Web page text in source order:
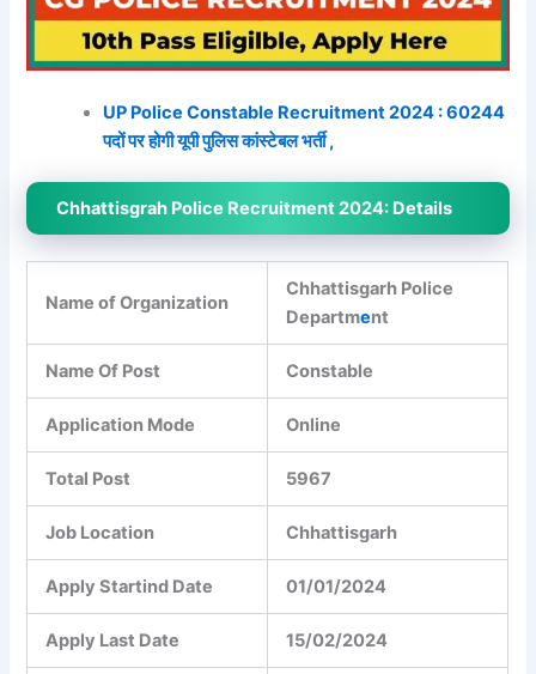
UP Police Constable Recruitment 2024 : 60244
पदों पर होगी यूपी पुलिस कांस्टेबल भर्ती ,
Chhattisgrah Police Recruitment 2024: Details
Name of Organization
Chhattisgarh Police
Department
Name Of Post Constable
Application Mode Online
Total Post 5967
Job Location Chhattisgarh
Apply Startind Date 01/01/2024
Apply Last Date 15/02/2024